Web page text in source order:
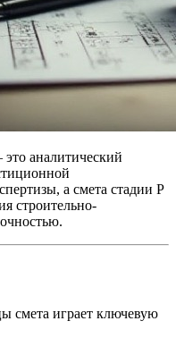
аналитический
а смета стадии Р
строительно-
смета играет ключевую